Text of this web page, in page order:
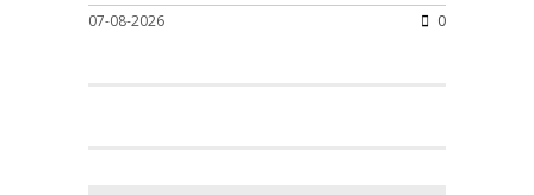
07-08-2026 0